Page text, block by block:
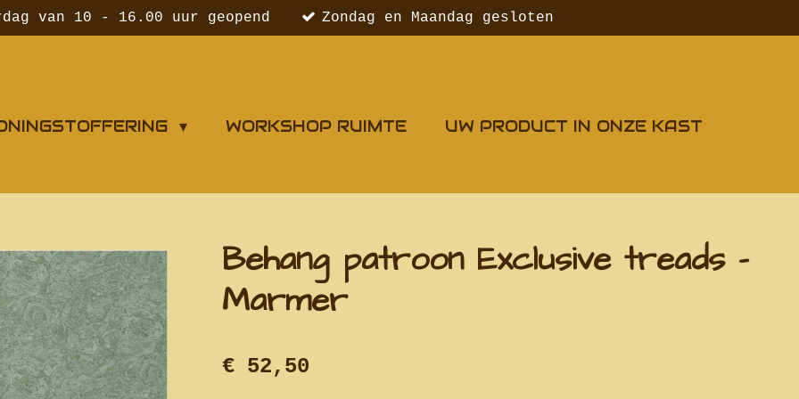
van 10 - 16.00 uur geopend Zondag en Maandag gesloten
WORKSHOP RUIMTE
UW PRODUCT IN ONZE KAST
Behang patroon Exclusive treads -
Marmer
€ 52,50